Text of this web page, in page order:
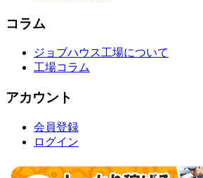
コラム
ジョブハウス工場について
工場コラム
アカウント
会員登録
ログイン